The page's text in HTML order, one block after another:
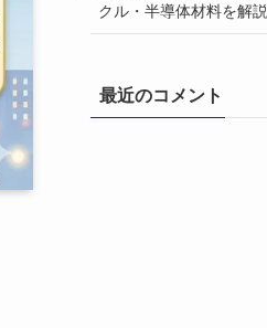
クル・半導体材料を解説
最近のコメント